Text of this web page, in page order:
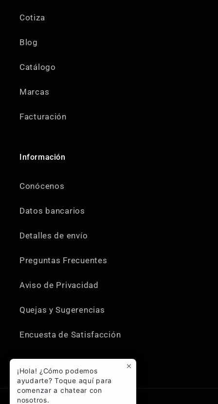
Cotiza
Blog
Catálogo
Marcas
Facturación
Información
Conócenos
Datos bancarios
Detalles de envío
Preguntas Frecuentes
Aviso de Privacidad
Quejas y Sugerencias
Encuesta de Satisfacción
¡Hola! ¿Cómo podemos
ayudarte? Toque aquí para
comenzar a chatear con
nosotros.